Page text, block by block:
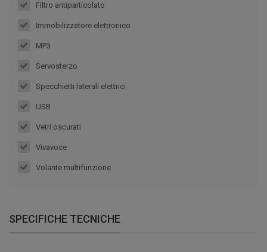
Filtro antiparticolato
Immobilizzatore elettronico
MP3
Servosterzo
Specchietti laterali elettrici
USB
Vetri oscurati
Vivavoce
Volante multifunzione
SPECIFICHE TECNICHE